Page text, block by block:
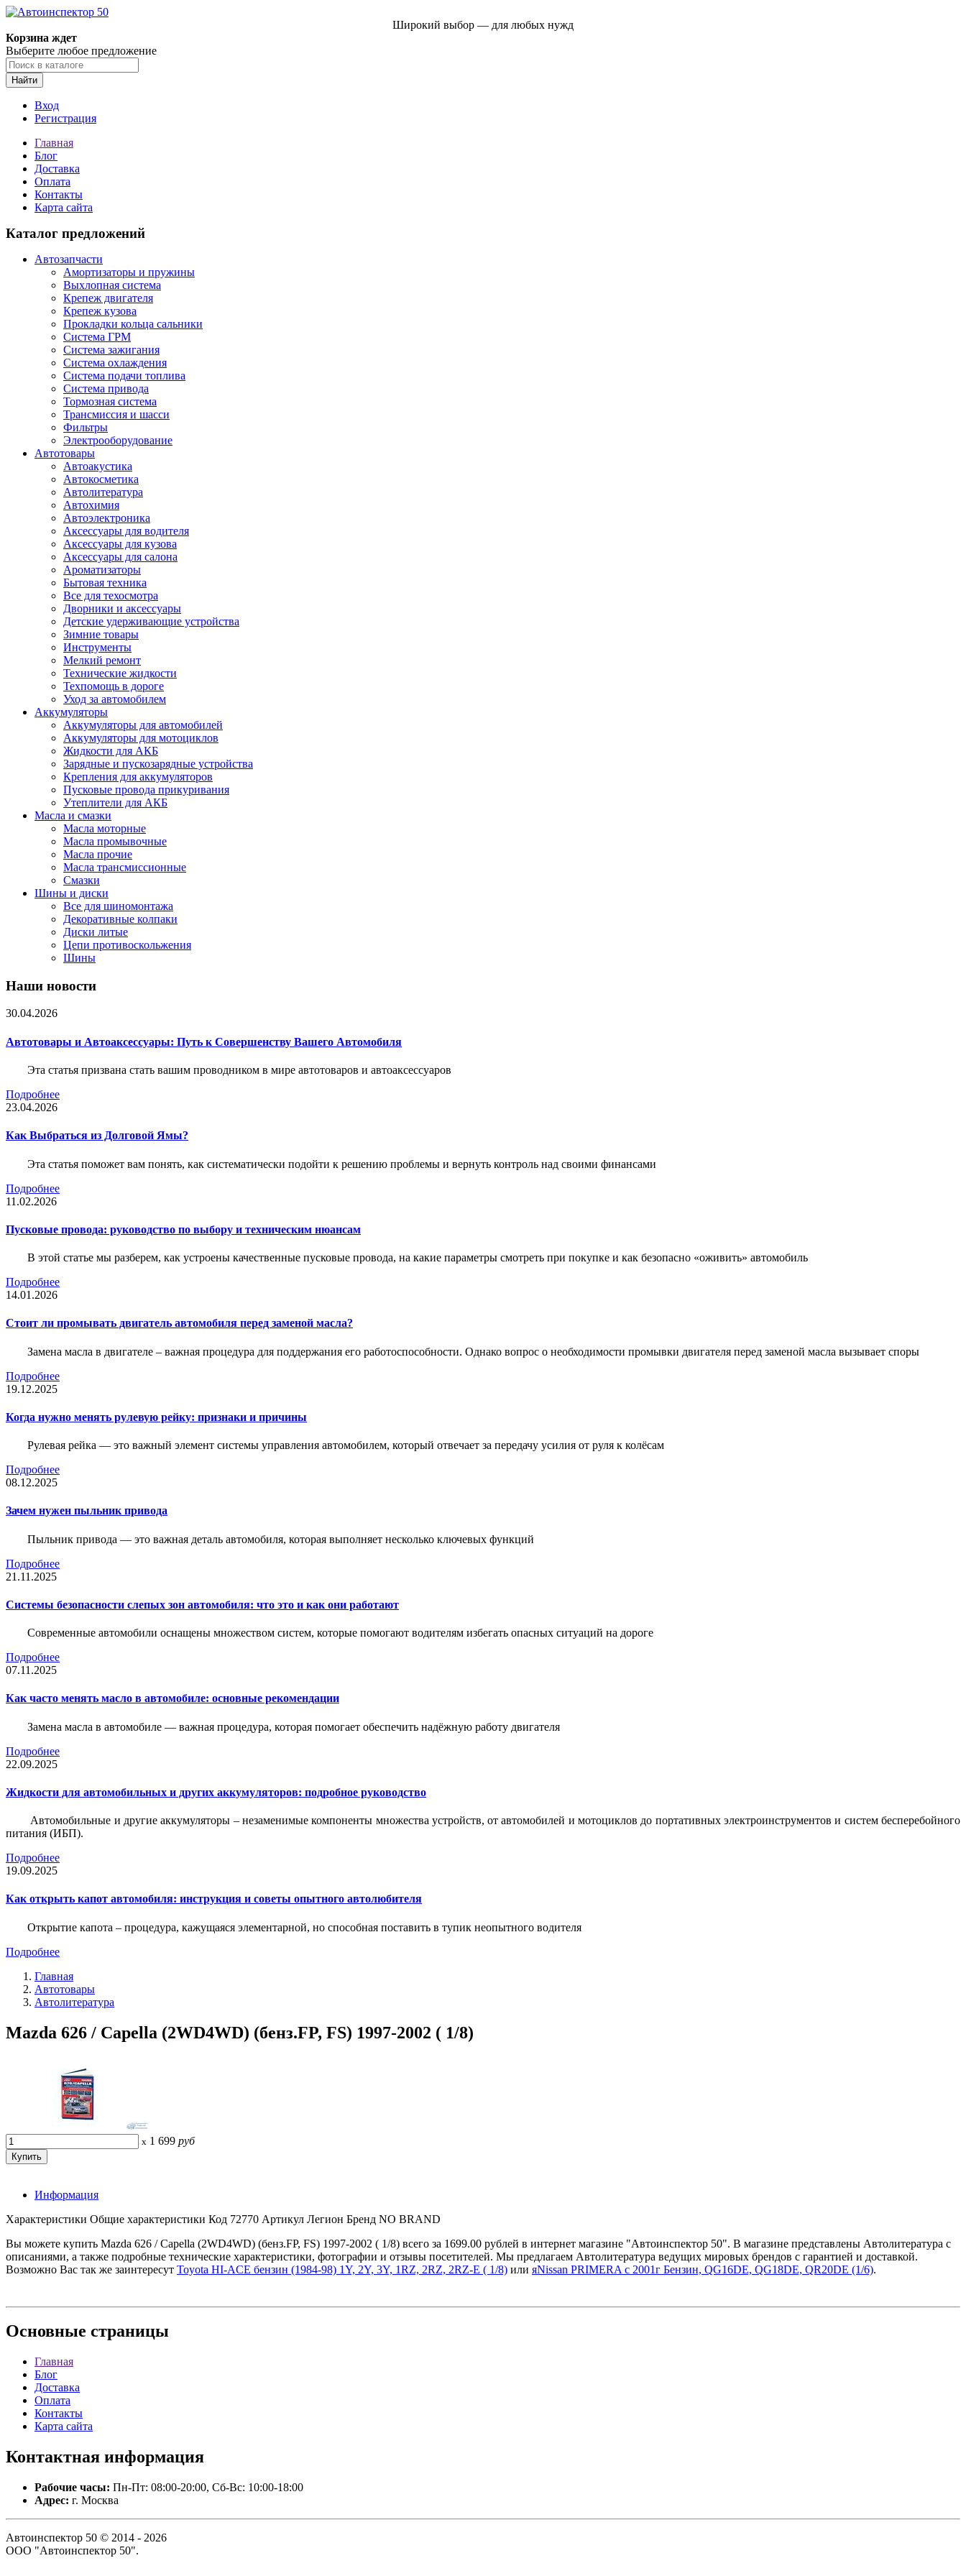
Широкий выбор — для любых нужд
Корзина ждет
Выберите любое предложение
Найти
Вход
Регистрация
Главная
Блог
Доставка
Оплата
Контакты
Карта сайта
Каталог предложений
Автозапчасти
Амортизаторы и пружины
Выхлопная система
Крепеж двигателя
Крепеж кузова
Прокладки кольца сальники
Система ГРМ
Система зажигания
Система охлаждения
Система подачи топлива
Система привода
Тормозная система
Трансмиссия и шасси
Фильтры
Электрооборудование
Автотовары
Автоакустика
Автокосметика
Автолитература
Автохимия
Автоэлектроника
Аксессуары для водителя
Аксессуары для кузова
Аксессуары для салона
Ароматизаторы
Бытовая техника
Все для техосмотра
Дворники и аксессуары
Детские удерживающие устройства
Зимние товары
Инструменты
Мелкий ремонт
Технические жидкости
Техпомощь в дороге
Уход за автомобилем
Аккумуляторы
Аккумуляторы для автомобилей
Аккумуляторы для мотоциклов
Жидкости для АКБ
Зарядные и пускозарядные устройства
Крепления для аккумуляторов
Пусковые провода прикуривания
Утеплители для АКБ
Масла и смазки
Масла моторные
Масла промывочные
Масла прочие
Масла трансмиссионные
Смазки
Шины и диски
Все для шиномонтажа
Декоративные колпаки
Диски литые
Цепи противоскольжения
Шины
Наши новости
30.04.2026
Автотовары и Автоаксессуары: Путь к Совершенству Вашего Автомобиля
Эта статья призвана стать вашим проводником в мире автотоваров и автоаксессуаров
Подробнее
23.04.2026
Как Выбраться из Долговой Ямы?
Эта статья поможет вам понять, как систематически подойти к решению проблемы и вернуть контроль над своими финансами
Подробнее
11.02.2026
Пусковые провода: руководство по выбору и техническим нюансам
В этой статье мы разберем, как устроены качественные пусковые провода, на какие параметры смотреть при покупке и как безопасно «оживить» автомобиль
Подробнее
14.01.2026
Стоит ли промывать двигатель автомобиля перед заменой масла?
Замена масла в двигателе – важная процедура для поддержания его работоспособности. Однако вопрос о необходимости промывки двигателя перед заменой масла вызывает споры
Подробнее
19.12.2025
Когда нужно менять рулевую рейку: признаки и причины
Рулевая рейка — это важный элемент системы управления автомобилем, который отвечает за передачу усилия от руля к колёсам
Подробнее
08.12.2025
Зачем нужен пыльник привода
Пыльник привода — это важная деталь автомобиля, которая выполняет несколько ключевых функций
Подробнее
21.11.2025
Системы безопасности слепых зон автомобиля: что это и как они работают
Современные автомобили оснащены множеством систем, которые помогают водителям избегать опасных ситуаций на дороге
Подробнее
07.11.2025
Как часто менять масло в автомобиле: основные рекомендации
Замена масла в автомобиле — важная процедура, которая помогает обеспечить надёжную работу двигателя
Подробнее
22.09.2025
Жидкости для автомобильных и других аккумуляторов: подробное руководство
Автомобильные и другие аккумуляторы – незаменимые компоненты множества устройств, от автомобилей и мотоциклов до портативных электроинструментов и систем бесперебойного
питания (ИБП).
Подробнее
19.09.2025
Как открыть капот автомобиля: инструкция и советы опытного автолюбителя
Открытие капота – процедура, кажущаяся элементарной, но способная поставить в тупик неопытного водителя
Подробнее
Главная
Автотовары
Автолитература
Mazda 626 / Capella (2WD4WD) (бенз.FP, FS) 1997-2002 ( 1/8)
x 1 699 руб
Информация
Характеристики Общие характеристики Код 72770 Артикул Легион Бренд NO BRAND
Вы можете купить Mazda 626 / Capella (2WD4WD) (бенз.FP, FS) 1997-2002 ( 1/8) всего за 1699.00 рублей в интернет магазине "Автоинспектор 50". В магазине представлены Автолитература с
описаниями, а также подробные технические характеристики, фотографии и отзывы посетителей. Мы предлагаем Автолитература ведущих мировых брендов с гарантией и доставкой.
Возможно Вас так же заинтересут Toyota HI-ACE бензин (1984-98) 1Y, 2Y, 3Y, 1RZ, 2RZ, 2RZ-E ( 1/8) или яNissan PRIMERA с 2001г Бензин, QG16DE, QG18DE, QR20DE (1/6).
Основные страницы
Главная
Блог
Доставка
Оплата
Контакты
Карта сайта
Контактная информация
Рабочие часы: Пн-Пт: 08:00-20:00, Сб-Вс: 10:00-18:00
Адрес: г. Москва
Автоинспектор 50 © 2014 - 2026
ООО "Автоинспектор 50".